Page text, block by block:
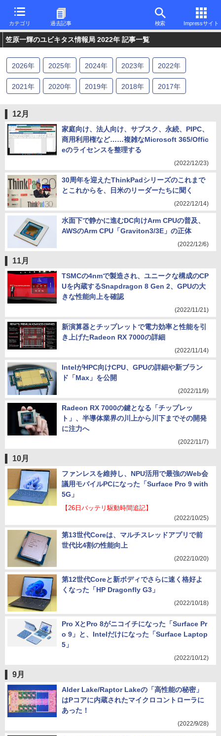
カテゴリ 過去記事 検索 Impressサイト
笠原一輝のユビキタス情報局 2022年 記事一覧
2026年 2025年 2024年 2023年 2022年
2021年 2020年 2019年 2018年 2017年
2011年 2010年 2009年 2008年 2007年
2005年 2004年 2003年
12月
家庭向け、法人向け、サブスク、永続、PIPC、
商用利用権など……複雑なMicrosoft 365/Offic
eのライセンスを整理する
(2022/12/23)
30周年を迎えたThinkPadシリーズのこれまで
とこれからを、日米のリーダーたちに聞く
(2022/12/14)
水面下で静かに進むDC向けArm CPUの普及、
AWSのArm CPU「Graviton3/3E」の正体
(2022/12/6)
11月
TSMCの4nmで製造され、ユニークな構成のCP
Uを内蔵するSnapdragon 8 Gen 2、GPUの大
きな性能向上を確認
(2022/11/21)
新演算器とチップレットで電力効率と性能を引
き上げたRadeon RX 7000の詳細
(2022/11/14)
IntelがHPC向けCPU、GPUの詳細や新ブラン
ド「Max」を公開
(2022/11/9)
Radeon RX 7000の鍵となる「チップレッ
ト」、半導体業界の川上から川下までその開発
に注力へ
(2022/11/7)
10月
ファンレスを維持し、NPU活用で最強のWeb会
議用モバイルPCになった「Surface Pro 9 with
5G」
【26日バッテリ駆動時間追記】
(2022/10/25)
第13世代Coreは、マルチスレッドアプリで前
世代比4割の性能向上
(2022/10/20)
第12世代Coreと新ボディでさらに速く格好よ
くなった「HP Dragonfly G3」
(2022/10/18)
Pro XとPro 8がニコイチになった「Surface Pr
o 9」と、Intelだけになった「Surface Laptop
5」
(2022/10/12)
9月
Alder Lake/Raptor Lakeの「高性能の秘密」
はPコアに内蔵されたマイクロコントローラに
あった！
(2022/9/28)